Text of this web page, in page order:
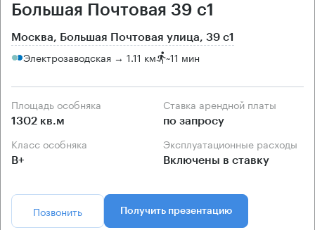
Большая Почтовая 39 с1
Москва, Большая Почтовая улица, 39 с1
Электрозаводская → 1.11 км ~11 мин
Площадь особняка
1302 кв.м
Ставка арендной платы
по запросу
Класс особняка
B+
Эксплуатационные расходы
Включены в ставку
Позвонить Получить презентацию